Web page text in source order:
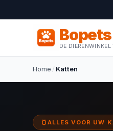
Bopets
DE DIERENWINKEL
Home / Katten
ALLES VOOR UW